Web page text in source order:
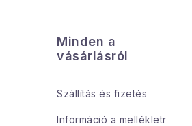
Minden a
vásárlásról
Szállítás és fizetés
Információ a mellékletr